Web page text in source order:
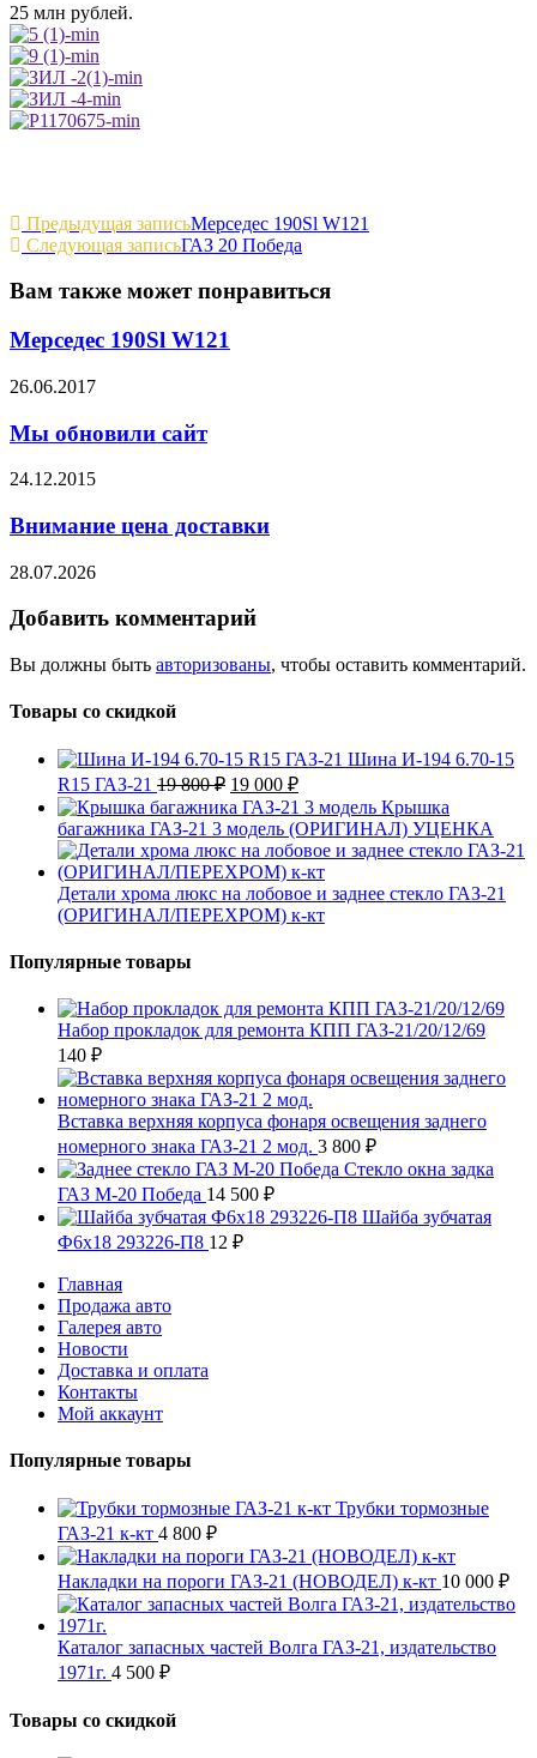
25 млн рублей.
Еще
статьи
Предыдущая записьМерседес 190Sl W121
Следующая записьГАЗ 20 Победа
Вам также может понравиться
Мерседес 190Sl W121
26.06.2017
Мы обновили сайт
24.12.2015
Внимание цена доставки
28.07.2026
Добавить комментарий
Вы должны быть авторизованы, чтобы оставить комментарий.
Товары со скидкой
Шина И-194 6.70-15
R15 ГАЗ-21 19 800₽ Первоначальная
цена
составляла
19
800 ₽.
19 000 ₽Текущая
цена:
19
000 ₽.
Крышка
багажника ГАЗ-21 3 модель (ОРИГИНАЛ) УЦЕНКА
Детали хрома люкс на лобовое и заднее стекло ГАЗ-21
(ОРИГИНАЛ/ПЕРЕХРОМ) к-кт
Популярные товары
Набор прокладок для ремонта КПП ГАЗ-21/20/12/69
140 ₽
Вставка верхняя корпуса фонаря освещения заднего
номерного знака ГАЗ-21 2 мод. 3 800 ₽
Стекло окна задка
ГАЗ М-20 Победа 14 500 ₽
Шайба зубчатая
Ф6х18 293226-П8 12 ₽
Главная
Продажа авто
Галерея авто
Новости
Доставка и оплата
Контакты
Мой аккаунт
Популярные товары
Трубки тормозные
ГАЗ-21 к-кт 4 800 ₽
Накладки на пороги ГАЗ-21 (НОВОДЕЛ) к-кт 10 000 ₽
Каталог запасных частей Волга ГАЗ-21, издательство
1971г. 4 500 ₽
Товары со скидкой